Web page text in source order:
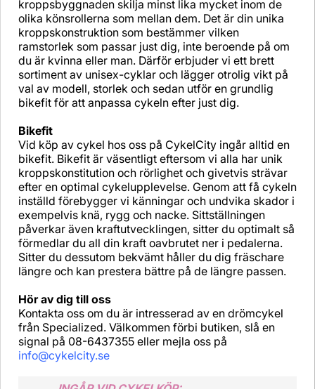
kroppsbyggnaden skilja minst lika mycket inom de
olika könsrollerna som mellan dem. Det är din unika
kroppskonstruktion som bestämmer vilken
ramstorlek som passar just dig, inte beroende på om
du är kvinna eller man. Därför erbjuder vi ett brett
sortiment av unisex-cyklar och lägger otrolig vikt på
val av modell, storlek och sedan utför en grundlig
bikefit för att anpassa cykeln efter just dig.
Bikefit
Vid köp av cykel hos oss på CykelCity ingår alltid en
bikefit. Bikefit är väsentligt eftersom vi alla har unik
kroppskonstitution och rörlighet och givetvis strävar
efter en optimal cykelupplevelse. Genom att få cykeln
inställd förebygger vi känningar och undvika skador i
exempelvis knä, rygg och nacke. Sittställningen
påverkar även kraftutvecklingen, sitter du optimalt så
förmedlar du all din kraft oavbrutet ner i pedalerna.
Sitter du dessutom bekvämt håller du dig fräschare
längre och kan prestera bättre på de längre passen.
Hör av dig till oss
Kontakta oss om du är intresserad av en drömcykel
från Specialized. Välkommen förbi butiken, slå en
signal på 08-6437355 eller mejla oss på
info@cykelcity.se